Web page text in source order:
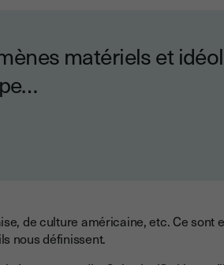
matériels et
de culture américaine, etc. Ce sont
nous définissent.